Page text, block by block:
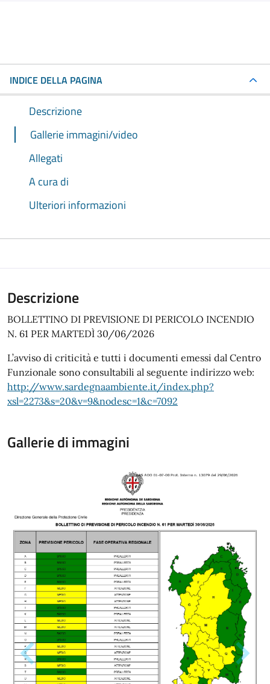
INDICE DELLA PAGINA
Descrizione
Gallerie immagini/video
Allegati
A cura di
Ulteriori informazioni
Descrizione
BOLLETTINO DI PREVISIONE DI PERICOLO INCENDIO
N. 61 PER MARTEDÌ 30/06/2026
L’avviso di criticità e tutti i documenti emessi dal Centro
Funzionale sono consultabili al seguente indirizzo web:
http://www.sardegnaambiente.it/index.php?
xsl=2273&s=20&v=9&nodesc=1&c=7092
Gallerie di immagini